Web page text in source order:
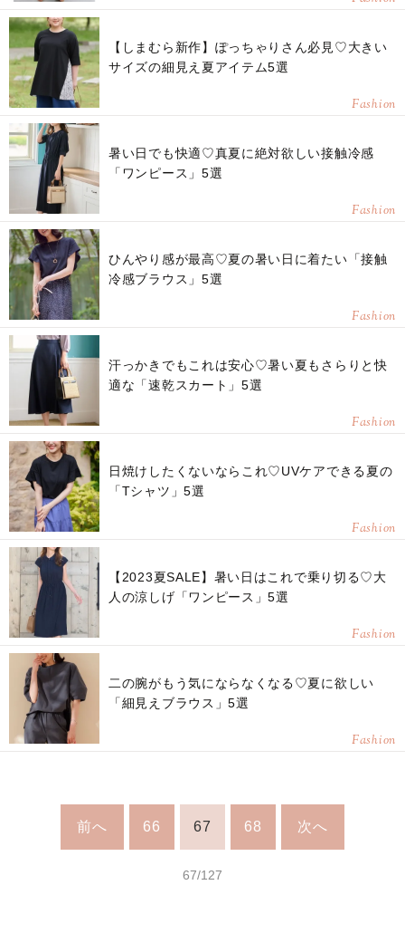
【しまむら新作】ぽっちゃりさん必見♡大きい
サイズの細見え夏アイテム5選
Fashion
暑い日でも快適♡真夏に絶対欲しい接触冷感
「ワンピース」5選
Fashion
ひんやり感が最高♡夏の暑い日に着たい「接触
冷感ブラウス」5選
Fashion
汗っかきでもこれは安心♡暑い夏もさらりと快
適な「速乾スカート」5選
Fashion
日焼けしたくないならこれ♡UVケアできる夏の
「Tシャツ」5選
Fashion
【2023夏SALE】暑い日はこれで乗り切る♡大
人の涼しげ「ワンピース」5選
Fashion
二の腕がもう気にならなくなる♡夏に欲しい
「細見えブラウス」5選
Fashion
前へ 66 67 68 次へ
67/127